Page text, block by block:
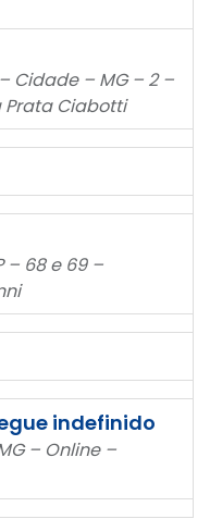
Cidade – MG – 2 –
Prata Ciabotti
– 68 e 69 –
indefinido
– Online –